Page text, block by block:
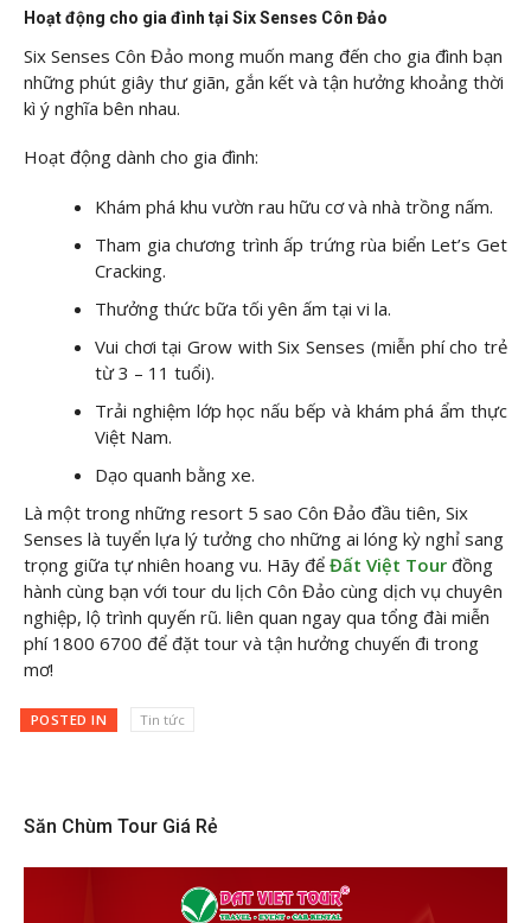
Hoạt động cho gia đình tại Six Senses Côn Đảo
Six Senses Côn Đảo mong muốn mang đến cho gia đình bạn
những phút giây thư giãn, gắn kết và tận hưởng khoảng thời
kì ý nghĩa bên nhau.
Hoạt động dành cho gia đình:
Khám phá khu vườn rau hữu cơ và nhà trồng nấm.
Tham gia chương trình ấp trứng rùa biển Let’s Get
Cracking.
Thưởng thức bữa tối yên ấm tại vi la.
Vui chơi tại Grow with Six Senses (miễn phí cho trẻ
từ 3 – 11 tuổi).
Trải nghiệm lớp học nấu bếp và khám phá ẩm thực
Việt Nam.
Dạo quanh bằng xe.
Là một trong những resort 5 sao Côn Đảo đầu tiên, Six
Senses là tuyển lựa lý tưởng cho những ai lóng kỳ nghỉ sang
trọng giữa tự nhiên hoang vu. Hãy để Đất Việt Tour đồng
hành cùng bạn với tour du lịch Côn Đảo cùng dịch vụ chuyên
nghiệp, lộ trình quyến rũ. liên quan ngay qua tổng đài miễn
phí 1800 6700 để đặt tour và tận hưởng chuyến đi trong
mơ!
POSTED IN Tin tức
Săn Chùm Tour Giá Rẻ